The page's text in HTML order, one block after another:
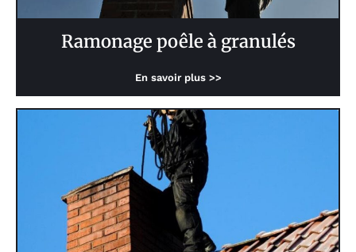
Ramonage poêle à granulés
En savoir plus >>